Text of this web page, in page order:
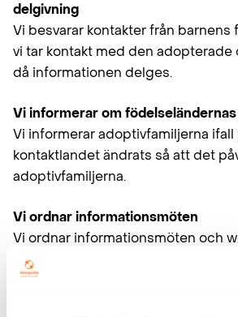
delgivning
Vi besvarar kontakter från barnens
vi tar kontakt med den adopterade
då informationen delges.
Vi informerar om
Vi informerar adoptivfamiljerna ifall
kontaktlandet ändrats så att det
adoptivfamiljerna.
Vi ordnar informationsmöten
Vi ordnar informationsmöten och
adoptionens eftertjänster och
adopterade och adoptivfamiljer.